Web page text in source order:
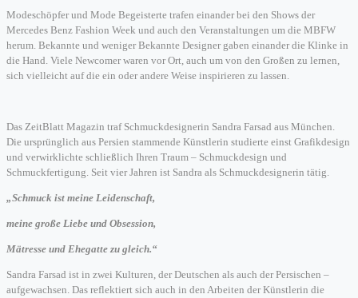
Modeschöpfer und Mode Begeisterte trafen einander bei den Shows der
Mercedes Benz Fashion Week und auch den Veranstaltungen um die MBFW
herum. Bekannte und weniger Bekannte Designer gaben einander die Klinke in
die Hand. Viele Newcomer waren vor Ort, auch um von den Großen zu lernen,
sich vielleicht auf die ein oder andere Weise inspirieren zu lassen.
Das ZeitBlatt Magazin traf Schmuckdesignerin Sandra Farsad aus München.
Die ursprünglich aus Persien stammende Künstlerin studierte einst Grafikdesign
und verwirklichte schließlich Ihren Traum – Schmuckdesign und
Schmuckfertigung. Seit vier Jahren ist Sandra als Schmuckdesignerin tätig.
„Schmuck ist meine Leidenschaft,
meine große Liebe und Obsession,
Mätresse und Ehegatte zu gleich.“
Sandra Farsad ist in zwei Kulturen, der Deutschen als auch der Persischen –
aufgewachsen. Das reflektiert sich auch in den Arbeiten der Künstlerin die